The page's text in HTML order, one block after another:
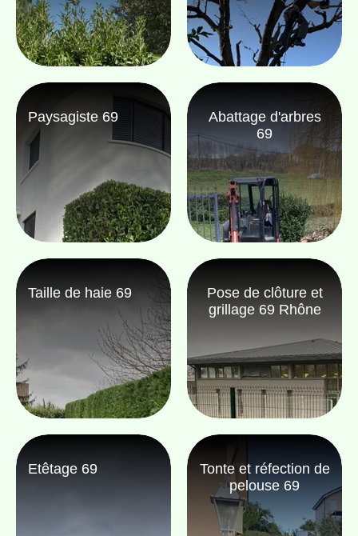
Paysagiste 69
Abattage d'arbres
69
Taille de haie 69
Pose de clôture et
grillage 69 Rhône
Etêtage 69
Tonte et réfection de
pelouse 69